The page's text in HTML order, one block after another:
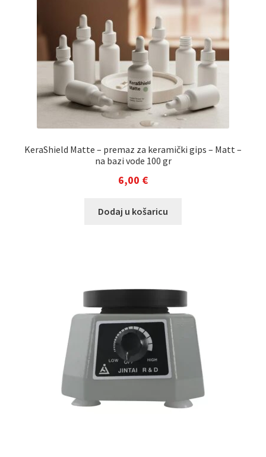
KeraShield Matte – premaz za keramički gips – Matt –
na bazi vode 100 gr
6,00 €
Dodaj u košaricu